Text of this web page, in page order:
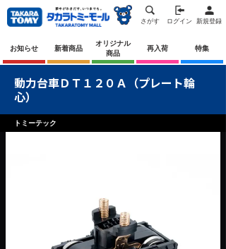
さがす ログイン 新規登録
お知らせ 新着商品
オリジナル
商品
再入荷 特集
動力台車ＤＴ１２０Ａ（プレート輪
心）
トミーテック